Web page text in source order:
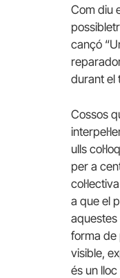
Com diu
cançó
durant el
Cossos
ulls
per a
a que el
forma de
visible,
és un